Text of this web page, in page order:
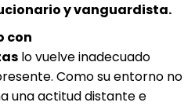
y vanguardista.
con
lo vuelve inadecuado
Como su entorno no
una actitud distante e